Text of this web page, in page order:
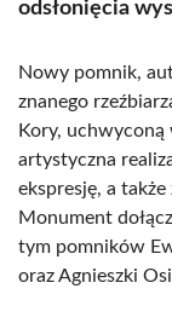
odsłonięcia
Nowy pomnik,
znanego
Kory, uchwyconą
artystyczna
ekspresję, a
Monument
tym pomników
oraz Agnieszki